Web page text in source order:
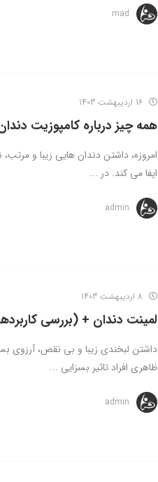
mad
همه چیز درباره کامپوزیت
امروزه، داشتن دندان هایی زیبا و
ایفا می کند. در ...
admin
لمینت دندان + (بررسی
داشتن لبخندی زیبا و بی نقص، آرزوی
ظاهری افراد تاثیر بسزایی ...
admin